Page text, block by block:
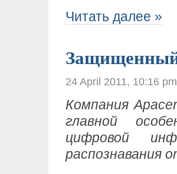
Читать далее »
24 April 2011, 10:16 pm
Компания
главной
цифровой
распознавания